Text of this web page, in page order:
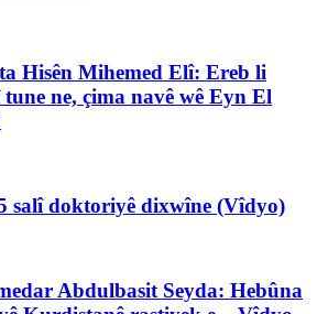
Hisên Mihemed Elî: Ereb li
ne, çima navê wê Eyn El
salî doktoriyê dixwîne (Vîdyo)
Abdulbasit Seyda: Hebûna